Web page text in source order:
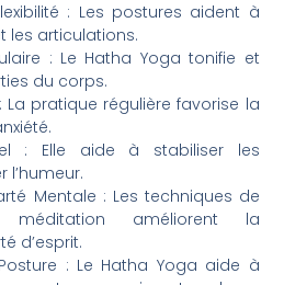
: Les postures aident à
les articulations.
: Le Hatha Yoga tonifie et
du corps.
La pratique régulière favorise la
: Elle aide à stabiliser les
Mentale : Les techniques de
améliorent la
d’esprit.
: Le Hatha Yoga aide à